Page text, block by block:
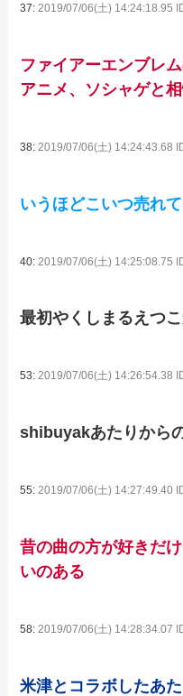
37:2019/07/06(土) 14:24:18.95
ファイアーエンブレ
アニメ、ソシャゲと
38: 2019/07/06(土) 14:24:43.68
いうほどこいつ売れ
40: 2019/07/06(土) 14:25:08.75
最初やくしまるえつ
53:2019/07/06(土) 14:26:54.38
shibuyakあたりから
55:2019/07/06(土) 14:27:49.40
昔の曲の方が好きだ
いのある
58:2019/07/06(土) 14:28:34.07
米津とコラボしたあ